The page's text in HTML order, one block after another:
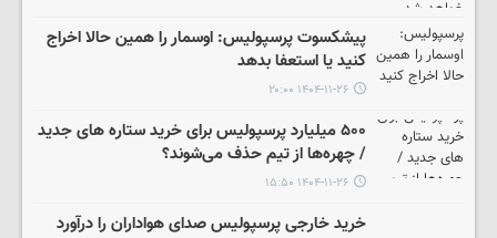
پیشکسوت پرسپولیس: اوسمار را همین حالا اخراج
کنید یا استعفا بدهد
۱۴۰۴-۱۱-۲۶ ۲۰:۰۰
۵۰۰ میلیارد پرسپولیس برای خرید ستاره های جدید
/ چهره‌ها از تیم حذف می‌شوند؟
۱۴۰۴-۱۱-۲۶ ۱۵:۵۰
خرید خارجی پرسپولیس صدای هواداران را درآورد